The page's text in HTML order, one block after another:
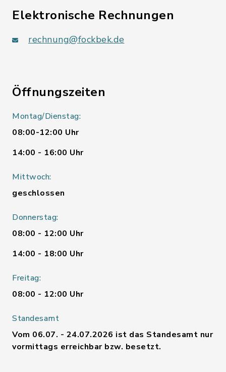
Elektronische Rechnungen
rechnung@fockbek.de
Öffnungszeiten
Montag/Dienstag:
08:00-12:00 Uhr
14:00 - 16:00 Uhr
Mittwoch:
geschlossen
Donnerstag:
08:00 - 12:00 Uhr
14:00 - 18:00 Uhr
Freitag:
08:00 - 12:00 Uhr
Standesamt
Vom 06.07. - 24.07.2026 ist das Standesamt nur
vormittags erreichbar bzw. besetzt.